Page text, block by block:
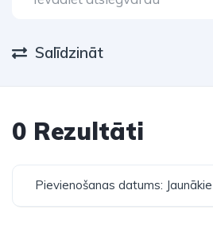
Salīdzināt
0 Rezultāti
Pievienošanas datums: Jaunākie